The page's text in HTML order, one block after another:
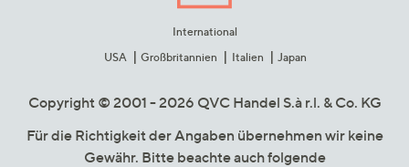
International
USA
Großbritannien Italien Japan
Copyright © 2001 - 2026 QVC Handel S.à r.l. & Co. KG
Für die Richtigkeit der Angaben übernehmen wir keine
Gewähr. Bitte beachte auch folgende